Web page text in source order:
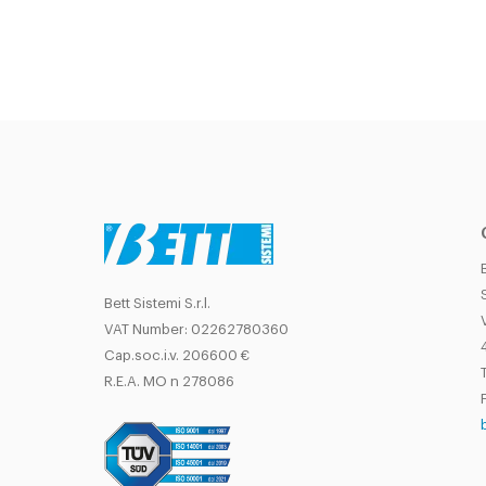
Bett Sistemi S.r.l.
VAT Number: 02262780360
Cap.soc.i.v. 206600 €
R.E.A. MO n 278086